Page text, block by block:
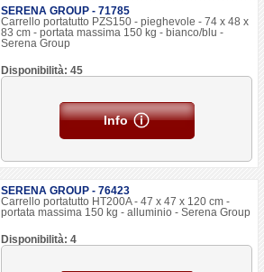
SERENA GROUP - 71785
Carrello portatutto PZS150 - pieghevole - 74 x 48 x
83 cm - portata massima 150 kg - bianco/blu -
Serena Group
Disponibilità: 45
Info
SERENA GROUP - 76423
Carrello portatutto HT200A - 47 x 47 x 120 cm -
portata massima 150 kg - alluminio - Serena Group
Disponibilità: 4